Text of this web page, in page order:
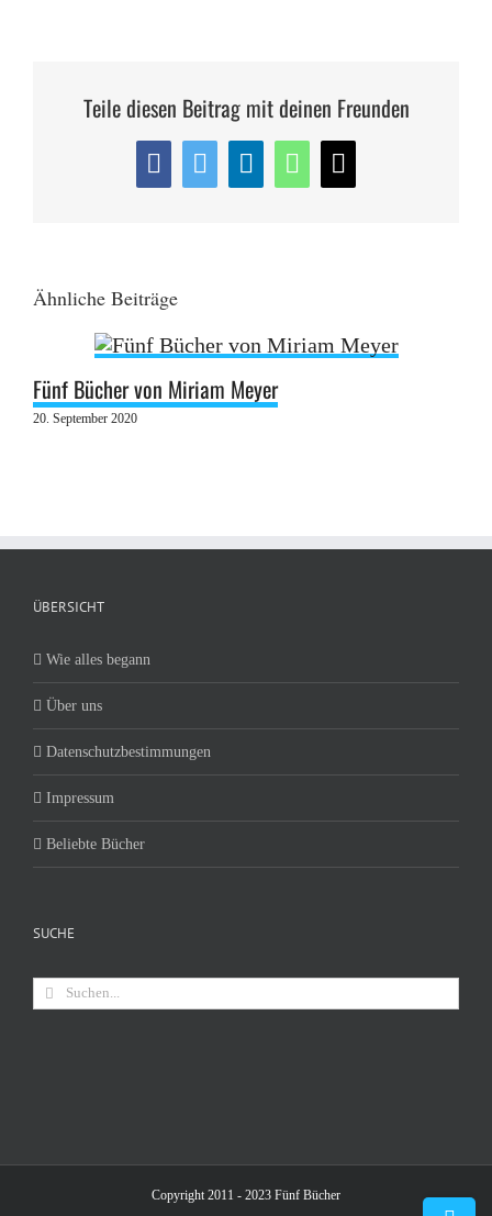
Teile diesen Beitrag mit deinen Freunden
Facebook
TwitterLinkedIn
WhatsApp
E-
Ähnliche Beiträge
Fünf Bücher von Miriam Meyer
20. September 2020
ÜBERSICHT
Wie alles begann
Über uns
Datenschutzbestimmungen
Impressum
Beliebte Bücher
SUCHE
Suche
Copyright 2011 - 2023 Fünf Bücher